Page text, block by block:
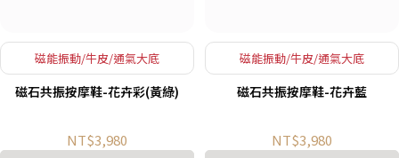
磁能振動/牛皮/通氣大底
磁石共振按摩鞋-花卉彩(黃綠)
NT$3,980
磁能振動/牛皮/通氣大底
磁石共振按摩鞋-花卉藍
NT$3,980